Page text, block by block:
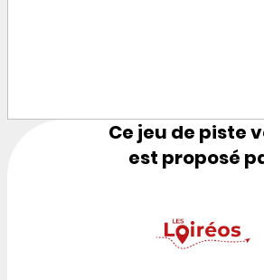
Ce jeu de piste
est proposé